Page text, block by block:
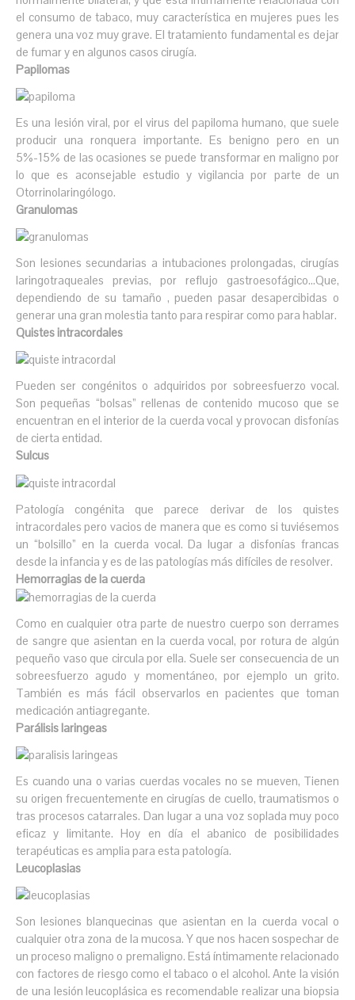
el consumo de tabaco, muy característica en mujeres pues les
genera una voz muy grave. El tratamiento fundamental es dejar
de fumar y en algunos casos cirugía.
Papilomas
Es una lesión viral, por el virus del papiloma humano, que suele
producir una ronquera importante. Es benigno pero en un
5%-15% de las ocasiones se puede transformar en maligno por
lo que es aconsejable estudio y vigilancia por parte de un
Otorrinolaringólogo.
Granulomas
Son lesiones secundarias a intubaciones prolongadas, cirugías
laringotraqueales previas, por reflujo gastroesofágico…Que,
dependiendo de su tamaño , pueden pasar desapercibidas o
generar una gran molestia tanto para respirar como para hablar.
Quistes intracordales
Pueden ser congénitos o adquiridos por sobreesfuerzo vocal.
Son pequeñas “bolsas” rellenas de contenido mucoso que se
encuentran en el interior de la cuerda vocal y provocan disfonías
de cierta entidad.
Sulcus
Patología congénita que parece derivar de los quistes
intracordales pero vacios de manera que es como si tuviésemos
un “bolsillo” en la cuerda vocal. Da lugar a disfonías francas
desde la infancia y es de las patologías más difíciles de resolver.
Hemorragias de la cuerda
Como en cualquier otra parte de nuestro cuerpo son derrames
de sangre que asientan en la cuerda vocal, por rotura de algún
pequeño vaso que circula por ella. Suele ser consecuencia de un
sobreesfuerzo agudo y momentáneo, por ejemplo un grito.
También es más fácil observarlos en pacientes que toman
medicación antiagregante.
Parálisis laringeas
Es cuando una o varias cuerdas vocales no se mueven, Tienen
su origen frecuentemente en cirugías de cuello, traumatismos o
tras procesos catarrales. Dan lugar a una voz soplada muy poco
eficaz y limitante. Hoy en día el abanico de posibilidades
terapéuticas es amplia para esta patología.
Leucoplasias
Son lesiones blanquecinas que asientan en la cuerda vocal o
cualquier otra zona de la mucosa. Y que nos hacen sospechar de
un proceso maligno o premaligno. Está íntimamente relacionado
con factores de riesgo como el tabaco o el alcohol. Ante la visión
de una lesión leucoplásica es recomendable realizar una biopsia